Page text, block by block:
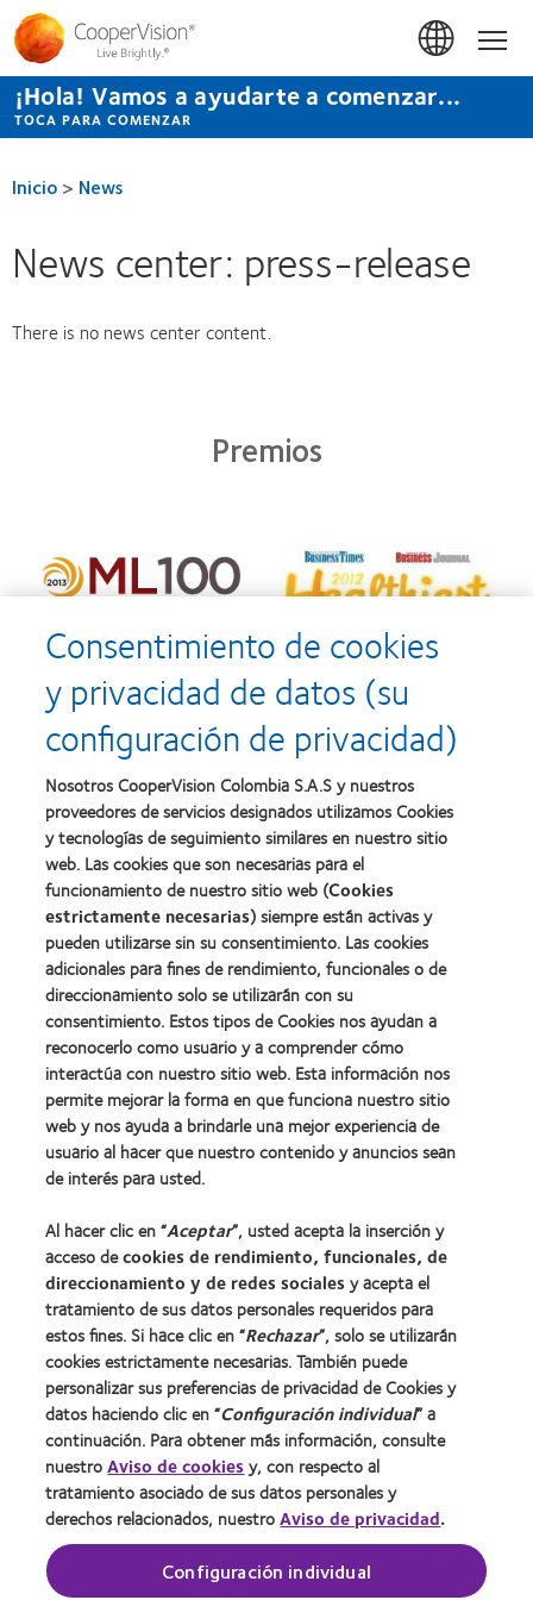
Pasar
contenido
principal
Inicio
¡Hola! Vamos a ayudarte a comenzar...
TOCA PARA COMENZAR
Inicio > News
News center: press-release
There is no news center content.
Premios
Nuestros productos
Encuentra tu lente
Tecnología de lentes de contacto
Lentes de contacto y visión
Usuario con experiencia
Acerca de CooperVision
Carreras
Noticias
Contacto
Legal
Política de privacidad
Condiciones del servicio
Consentimiento de cookies
y privacidad de datos (su
configuración de privacidad)
Nosotros CooperVision Colombia S.A.S y nuestros
proveedores de servicios designados utilizamos Cookies
y tecnologías de seguimiento similares en nuestro sitio
web. Las cookies que son necesarias para el
funcionamiento de nuestro sitio web (Cookies
estrictamente necesarias) siempre están activas y
pueden utilizarse sin su consentimiento. Las cookies
adicionales para fines de rendimiento, funcionales o de
direccionamiento solo se utilizarán con su
consentimiento. Estos tipos de Cookies nos ayudan a
reconocerlo como usuario y a comprender cómo
interactúa con nuestro sitio web. Esta información nos
permite mejorar la forma en que funciona nuestro sitio
web y nos ayuda a brindarle una mejor experiencia de
usuario al hacer que nuestro contenido y anuncios sean
de interés para usted.
Al hacer clic en “Aceptar”, usted acepta la inserción y
acceso decookies de rendimiento, funcionales, de
direccionamiento y de redes socialesy acepta el
tratamiento de sus datos personales requeridos para
estos fines. Si hace clic en “Rechazar”, solo se utilizarán
cookies estrictamente necesarias. También puede
personalizar sus preferencias de privacidad de Cookies y
datos haciendo clic en “Configuración individual” a
continuación. Para obtener más información, consulte
nuestroAviso de cookiesy, con respecto al
tratamiento asociado de sus datos personales y
derechos relacionados, nuestroAviso de privacidad.
Configuración individual